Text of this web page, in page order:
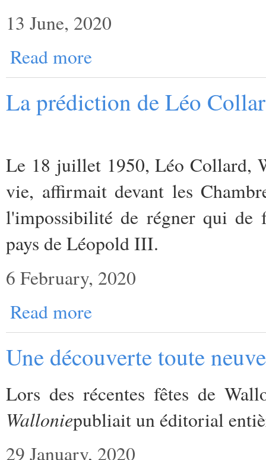
13 June, 2020
Read more
La prédiction de Léo
Le 18 juillet 1950, Léo Collard,
vie, affirmait devant les
l'impossibilité de régner qui de
pays de Léopold III.
6 February, 2020
Read more
Une découverte toute
Lors des récentes fêtes de
Walloniepubliait un éditorial
29 January, 2020